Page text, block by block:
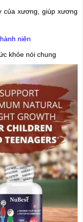
của xương, giúp xương
niên
khỏe nói chung